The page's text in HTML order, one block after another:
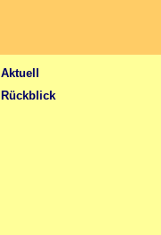
Aktuell
Rückblick